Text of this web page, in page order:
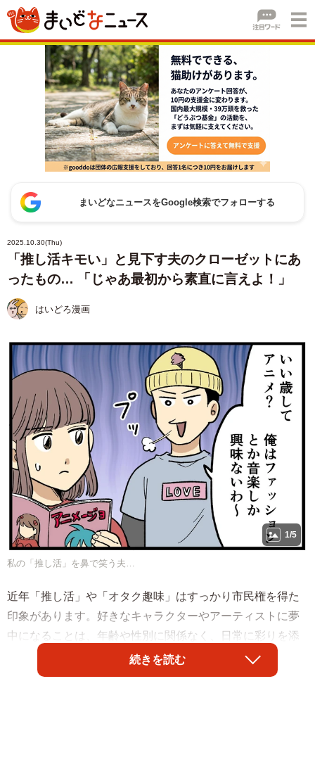
まいどなニュースをGoogle検索でフォローする
2025.10.30(Thu)
「推し活キモい」と見下す夫のクローゼットにあ
ったもの… 「じゃあ最初から素直に言えよ！」
はいどろ漫画
1/5
私の「推し活」を鼻で笑う夫…
近年「推し活」や「オタク趣味」はすっかり市民権を得た
印象があります。好きなキャラクターやアーティストに夢
中になることは、年齢や性別に関係なく、日常に彩りを添
える大切な楽しみですよね。続きを読む